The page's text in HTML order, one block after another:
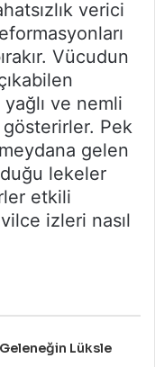
verici
Vücudun
ve nemli
Pek
gelen
lekeler
etkili
izleri nasıl
Lüksle